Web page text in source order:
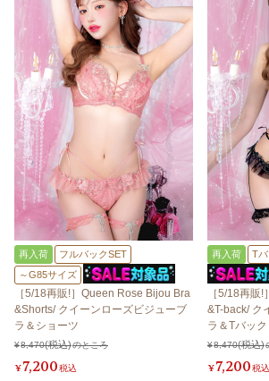
再入荷
フルバックSET
～G85サイズ
［5/18再販!］Queen Rose Bijou Bra
&Shorts/ クイーンローズビジューブ
ラ＆ショーツ
¥8,470 のところ
¥7,200税込
再入荷 T
［5/18再販
&T-back/ ク
ラ＆Tバック
¥8,470
¥7,200税込